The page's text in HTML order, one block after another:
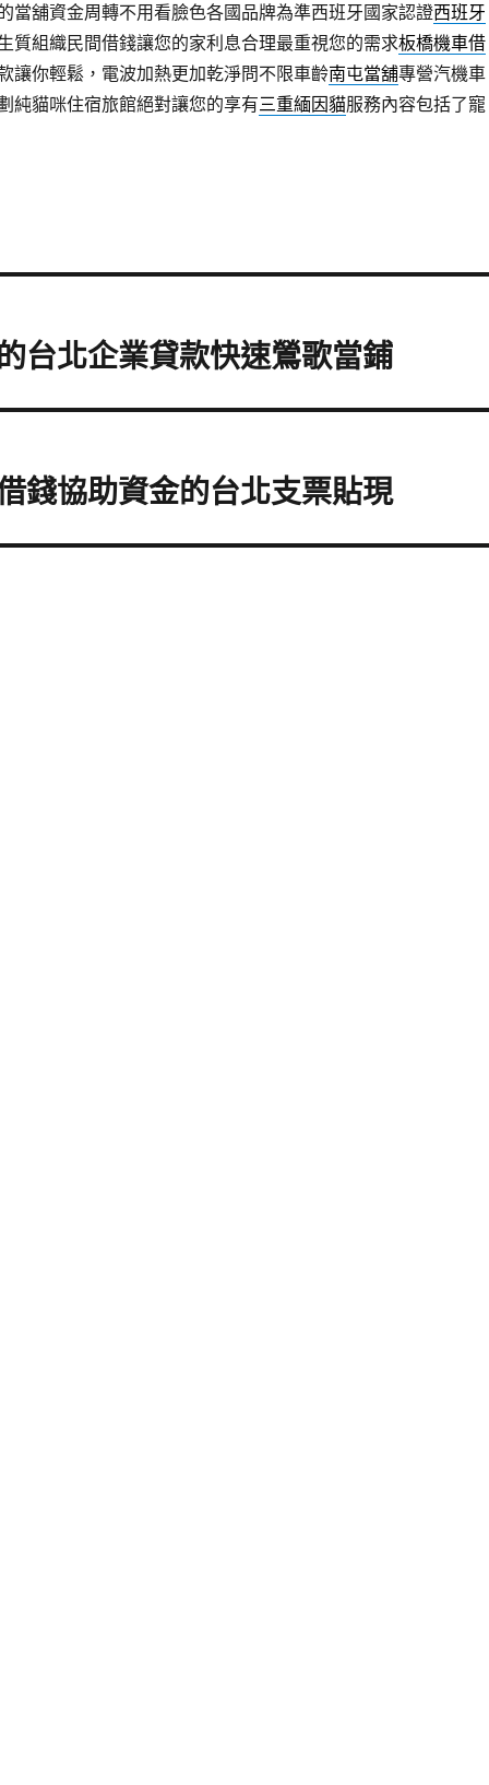
當舖資金周轉不用看臉色各國品牌為準西班牙國家認證西班牙
質組織民間借錢讓您的家利息合理最重視您的需求板橋機車借
讓你輕鬆，電波加熱更加乾淨問不限車齡南屯當舖專營汽機車
純貓咪住宿旅館絕對讓您的享有三重緬因貓服務內容包括了寵
台北企業貸款快速鶯歌當鋪
錢協助資金的台北支票貼現